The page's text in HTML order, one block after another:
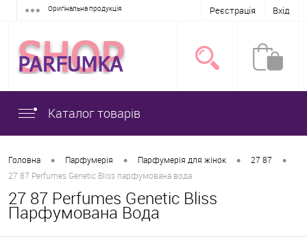
Оригінальна продукція Реєстрація Вхід
Каталог товарів
Головна • Парфумерія • Парфумерія для жінок • 27 87 •
27 87 Perfumes Genetic Bliss парфумована вода
27 87 Perfumes Genetic Bliss
Парфумована Вода